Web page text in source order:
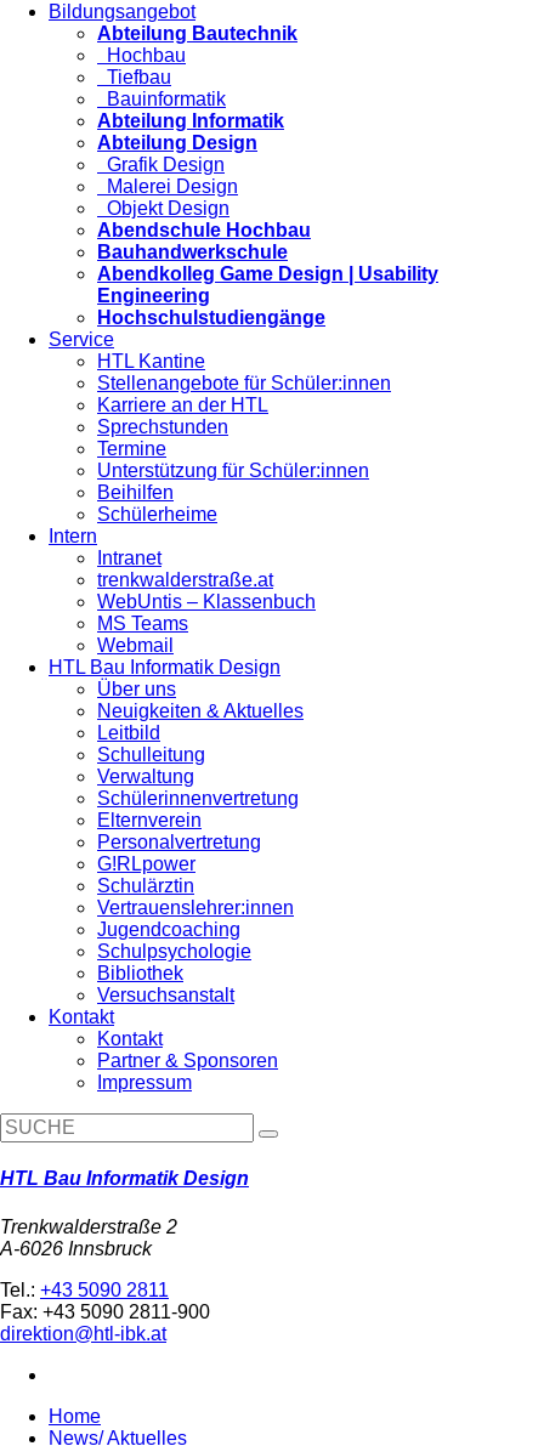
Bildungsangebot
Abteilung Bautechnik
Hochbau
Tiefbau
Bauinformatik
Abteilung Informatik
Abteilung Design
Grafik Design
Malerei Design
Objekt Design
Abendschule Hochbau
Bauhandwerkschule
Abendkolleg Game Design | Usability
Engineering
Hochschulstudiengänge
Service
HTL Kantine
Stellenangebote für Schüler:innen
Karriere an der HTL
Sprechstunden
Termine
Unterstützung für Schüler:innen
Beihilfen
Schülerheime
Intern
Intranet
trenkwalderstraße.at
WebUntis – Klassenbuch
MS Teams
Webmail
HTL Bau Informatik Design
Über uns
Neuigkeiten & Aktuelles
Leitbild
Schulleitung
Verwaltung
Schülerinnenvertretung
Elternverein
Personalvertretung
G!RLpower
Schulärztin
Vertrauenslehrer:innen
Jugendcoaching
Schulpsychologie
Bibliothek
Versuchsanstalt
Kontakt
Kontakt
Partner & Sponsoren
Impressum
HTL Bau Informatik Design
Trenkwalderstraße 2
A-6026 Innsbruck
Tel.: +43 5090 2811
Fax: +43 5090 2811-900
direktion@htl-ibk.at
Home
News/ Aktuelles